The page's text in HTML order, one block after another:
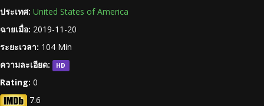
ประเทศ: United States of America
ฉายเมื่อ: 2019-11-20
ระยะเวลา: 104 Min
ความละเอียด:
HD
Rating: 0
7.6